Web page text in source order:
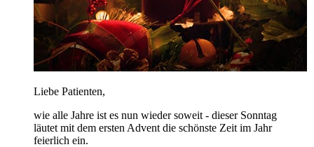
Liebe Patienten,
wie alle Jahre ist es nun wieder soweit - dieser Sonntag
läutet mit dem ersten Advent die schönste Zeit im Jahr
feierlich ein.